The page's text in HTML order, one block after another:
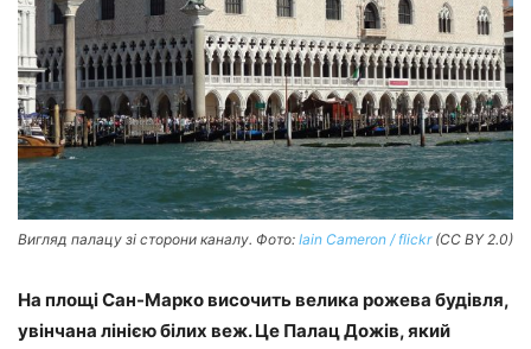
Вигляд палацу зі сторони каналу. Фото: Iain Cameron / flickr(CC BY 2.0)
На площі Сан-Марко височить велика рожева будівля,
увінчана лінією білих веж. Це Палац Дожів, який